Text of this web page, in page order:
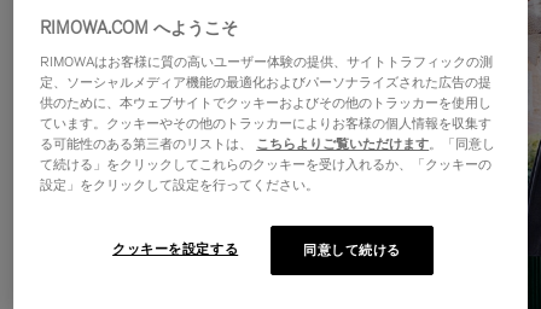
RIMOWA.COM へようこそ
RIMOWAはお客様に質の高いユーザー体験の提供、サイトトラフィックの測
定、ソーシャルメディア機能の最適化およびパーソナライズされた広告の提
供のために、本ウェブサイトでクッキーおよびその他のトラッカーを使用し
ています。クッキーやその他のトラッカーによりお客様の個人情報を収集す
る可能性のある第三者のリストは、 こちらよりご覧いただけます。「同意し
て続ける」をクリックしてこれらのクッキーを受け入れるか、「クッキーの
設定」をクリックして設定を行ってください。
クッキーを設定する 同意して続ける